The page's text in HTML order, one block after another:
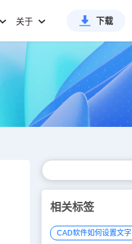
关于 下载
相关标签
CAD软件如何设置文字